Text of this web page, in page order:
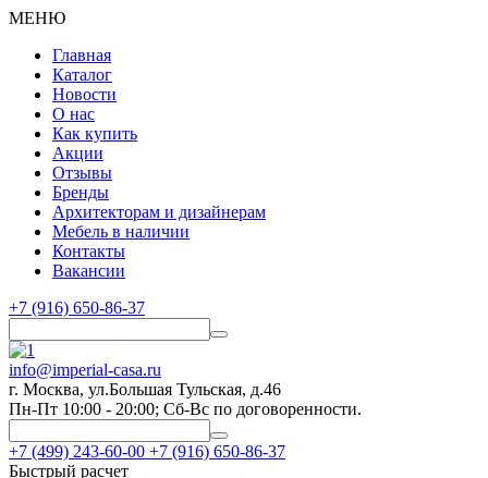
МЕНЮ
Главная
Каталог
Новости
О нас
Как купить
Акции
Отзывы
Бренды
Архитекторам и дизайнерам
Мебель в наличии
Контакты
Вакансии
+7 (916) 650-86-37
info@imperial-casa.ru
г. Москва, ул.Большая Тульская, д.46
Пн-Пт 10:00 - 20:00; Сб-Вс по договоренности.
+7 (499) 243-60-00 +7 (916) 650-86-37
Быстрый расчет